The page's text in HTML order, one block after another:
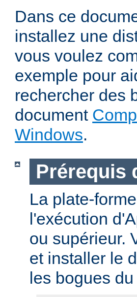
Dans ce
installez une
vous voulez
exemple pour
rechercher des
document
Windows.
Prérequis
La plate-
l'exécution
ou supérieur.
et installer le
les bogues